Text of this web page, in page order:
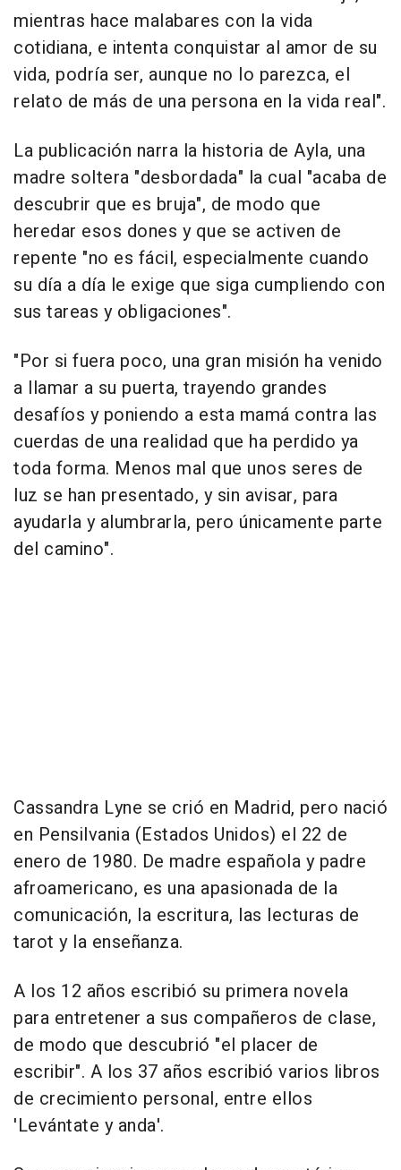
mientras hace malabares con la vida
cotidiana, e intenta conquistar al amor de su
vida, podría ser, aunque no lo parezca, el
relato de más de una persona en la vida real".
La publicación narra la historia de Ayla, una
madre soltera "desbordada" la cual "acaba de
descubrir que es bruja", de modo que
heredar esos dones y que se activen de
repente "no es fácil, especialmente cuando
su día a día le exige que siga cumpliendo con
sus tareas y obligaciones".
"Por si fuera poco, una gran misión ha venido
a llamar a su puerta, trayendo grandes
desafíos y poniendo a esta mamá contra las
cuerdas de una realidad que ha perdido ya
toda forma. Menos mal que unos seres de
luz se han presentado, y sin avisar, para
ayudarla y alumbrarla, pero únicamente parte
del camino".
Cassandra Lyne se crió en Madrid, pero nació
en Pensilvania (Estados Unidos) el 22 de
enero de 1980. De madre española y padre
afroamericano, es una apasionada de la
comunicación, la escritura, las lecturas de
tarot y la enseñanza.
A los 12 años escribió su primera novela
para entretener a sus compañeros de clase,
de modo que descubrió "el placer de
escribir". A los 37 años escribió varios libros
de crecimiento personal, entre ellos
'Levántate y anda'.